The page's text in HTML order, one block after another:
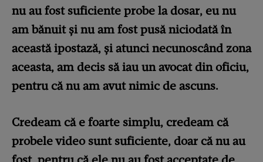
nu au fost suficiente probe la dosar, eu nu
am bănuit și nu am fost pusă niciodată în
această ipostază, și atunci necunoscând zona
aceasta, am decis să iau un avocat din oficiu,
pentru că nu am avut nimic de ascuns.
Credeam că e foarte simplu, credeam că
probele video sunt suficiente, doar că nu au